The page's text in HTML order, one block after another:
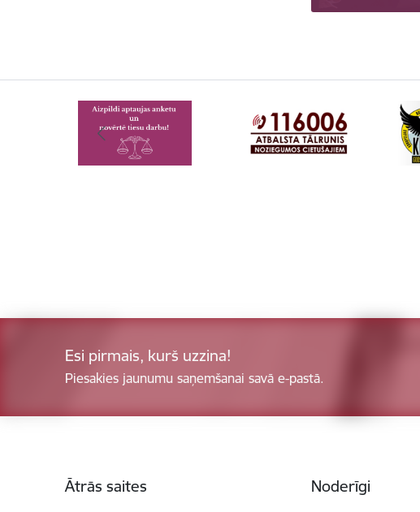
Esi pirmais, kurš uzzina!
Piesakies jaunumu saņemšanai savā e-pastā.
Ātrās saites Noderīgi